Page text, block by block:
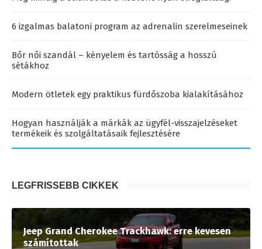
6 izgalmas balatoni program az adrenalin szerelmeseinek
Bőr női szandál – kényelem és tartósság a hosszú
sétákhoz
Modern ötletek egy praktikus fürdőszoba kialakításához
Hogyan használják a márkák az ügyfél-visszajelzéseket
termékeik és szolgáltatásaik fejlesztésére
LEGFRISSEBB CIKKEK
Jeep Grand Cherokee Trackhawk: erre kevesen
számítottak